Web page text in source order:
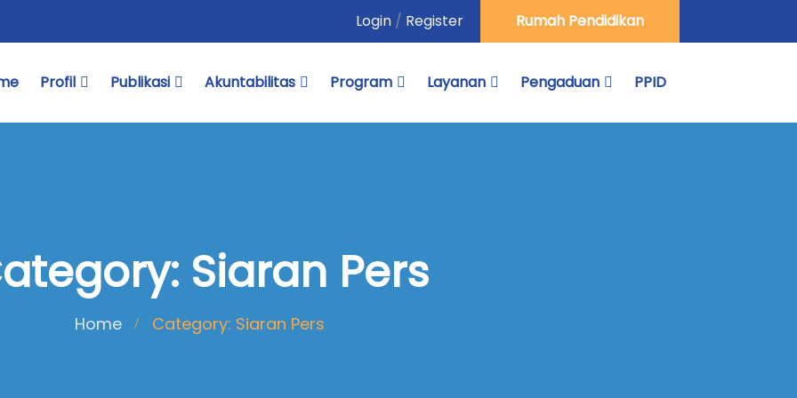
Login / Register Rumah Pendidikan
Profil Publikasi Akuntabilitas Program Layanan Pengaduan PPID
Siaran Pers
Home Category: Siaran Pers